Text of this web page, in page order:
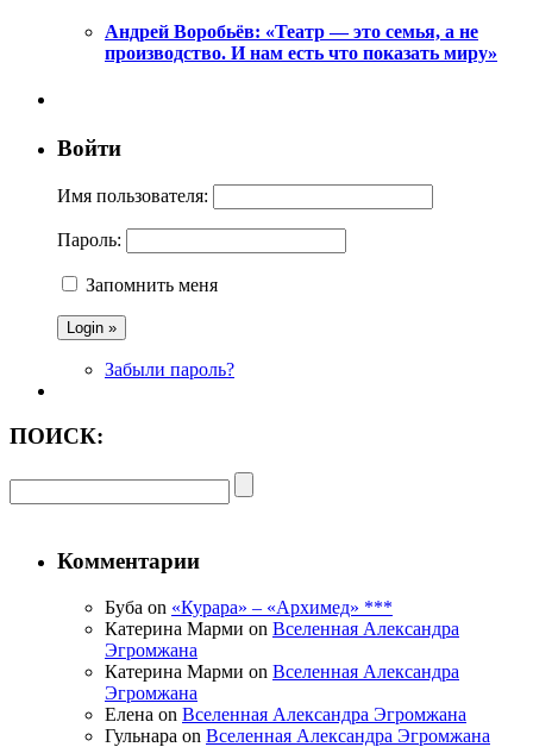
Андрей Воробьёв: «Театр — это семья, а не
производство. И нам есть что показать миру»
Войти
Имя пользователя:
Пароль:
Запомнить меня
Забыли пароль?
ПОИСК:
Комментарии
Буба on «Курара» – «Архимед» ***
Катерина Марми on Вселенная Александра
Эгромжана
Катерина Марми on Вселенная Александра
Эгромжана
Елена on Вселенная Александра Эгромжана
Гульнара on Вселенная Александра Эгромжана